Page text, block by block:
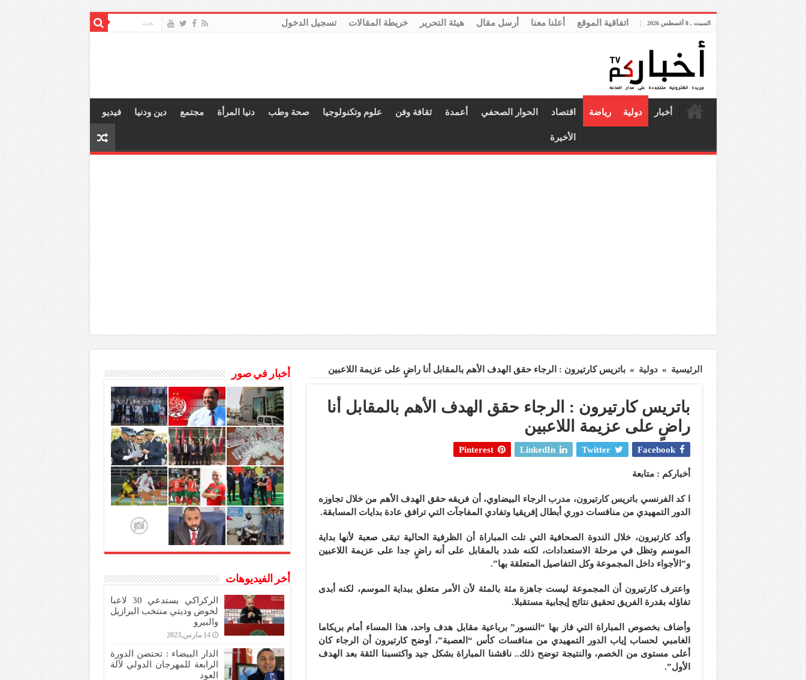
السبت , 8 أغسطس 2026 اتفاقية الموقع أعلنا معنا أرسل مقال هيئة التحرير خريطة المقالات تسجيل الدخول
أخبار دولية رياضة اقتصاد الحوار الصحفي أعمدة ثقافة وفن علوم وتكنولوجيا صحة وطب دنيا المرأة مجتمع دين ودنيا فيديو
الأخيرة
الرئيسية » دولية » باتريس كارتيرون : الرجاء حقق الهدف الأهم بالمقابل أنا راضٍ على عزيمة اللاعبين
باتريس كارتيرون : الرجاء حقق الهدف الأهم بالمقابل أنا
راضٍ على عزيمة اللاعبين
Facebook
Twitter
LinkedIn
Pinterest
أخباركم : متابعة
ا كد الفرنسي باتريس كارتيرون، مدرب الرجاء البيضاوي، أن فريقه حقق الهدف الأهم من خلال تجاوزه
الدور التمهيدي من منافسات دوري أبطال إفريقيا وتفادي المفاجآت التي ترافق عادة بدايات المسابقة.
وأكد كارتيرون، خلال الندوة الصحافية التي تلت المباراة أن الظرفية الحالية تبقى صعبة لأنها بداية
الموسم وتظل في مرحلة الاستعدادات، لكنه شدد بالمقابل على أنه راضٍ جدا على عزيمة اللاعبين
و”الأجواء داخل المجموعة وكل التفاصيل المتعلقة بها”.
واعترف كارتيرون أن المجموعة ليست جاهزة مئة بالمئة لأن الأمر متعلق ببداية الموسم، لكنه أبدى
تفاؤله بقدرة الفريق تحقيق نتائج إيجابية مستقبلا.
وأضاف بخصوص المباراة التي فاز بها “النسور” برباعية مقابل هدف واحد، هذا المساء أمام بريكاما
الغامبي لحساب إياب الدور التمهيدي من منافسات كأس “العصبة”، أوضح كارتيرون أن الرجاء كان
أعلى مستوى من الخصم، والنتيجة توضح ذلك.. ناقشنا المباراة بشكل جيد واكتسبنا الثقة بعد الهدف
الأول”.
أخبار في صور
أخر الفيديوهات
الركراكي يستدعي 30 لاعبا
لخوض وديتي منتخب البرازيل
والبيرو
14 مارس,2023
الدار البيضاء : تحتضن الدورة
الرابعة للمهرجان الدولي لآلة
العود